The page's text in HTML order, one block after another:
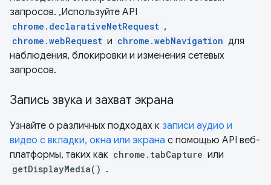
запросов. ,Используйте API
chrome.declarativeNetRequest ,
chrome.webRequest и chrome.webNavigation для
наблюдения, блокировки и изменения сетевых
запросов.
Запись звука и захват экрана
Узнайте о различных подходах к записи аудио и
видео с вкладки, окна или экрана с помощью API веб-
платформы, таких как chrome.tabCapture или
getDisplayMedia() .